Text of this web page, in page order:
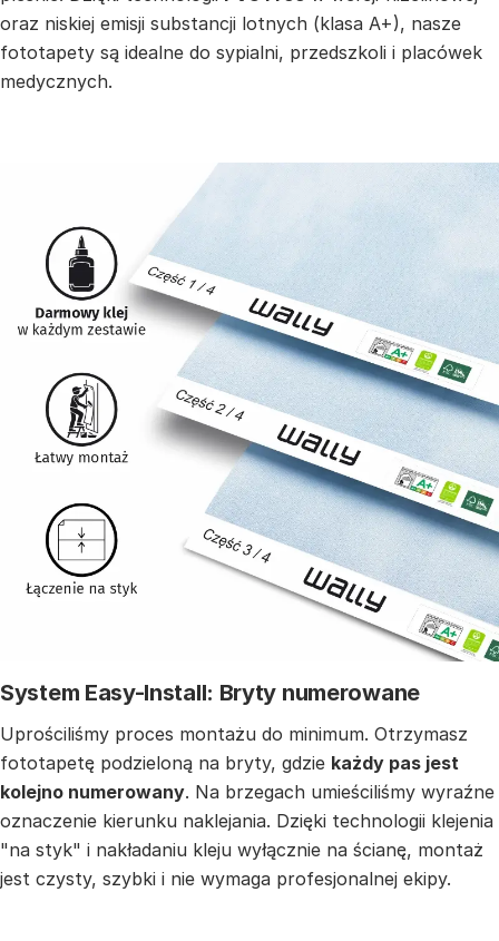
oraz niskiej emisji substancji lotnych (klasa A+), nasze
fototapety są idealne do sypialni, przedszkoli i placówek
medycznych.
System Easy-Install: Bryty numerowane
Uprościliśmy proces montażu do minimum. Otrzymasz
fototapetę podzieloną na bryty, gdzie każdy pas jest
kolejno numerowany. Na brzegach umieściliśmy wyraźne
oznaczenie kierunku naklejania. Dzięki technologii klejenia
"na styk" i nakładaniu kleju wyłącznie na ścianę, montaż
jest czysty, szybki i nie wymaga profesjonalnej ekipy.